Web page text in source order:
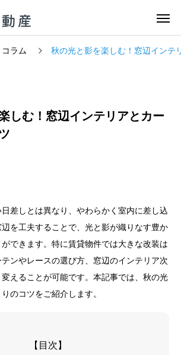
コラム 秋の光と影を楽しむ！窓辺インテ
しむ！窓辺インテリアとカー
差しとは異なり、やわらかく室内に差し込
を工夫することで、光と影が織りなす豊か
できます。特に賃貸物件では大きな改装は
ンやレースの選び方、窓辺のインテリア次
えることが可能です。本記事では、秋の光
のコツをご紹介します。
【目次】